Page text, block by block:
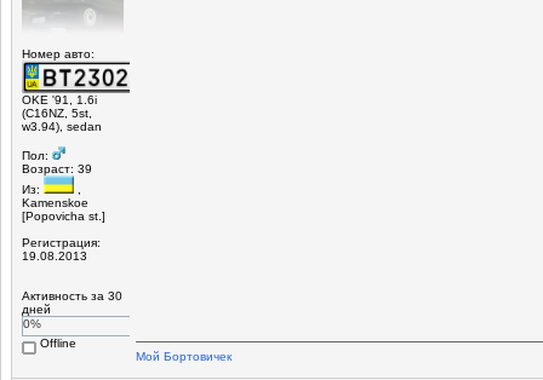
Номер авто:
OKE '91, 1.6i
(C16NZ, 5st,
w3.94), sedan
Пол:
Возраст: 39
Из:
,
Kamenskoe
[Popovicha st.]
Регистрация:
19.08.2013
Активность за 30
дней
0%
Offline
Мой Бортовичек